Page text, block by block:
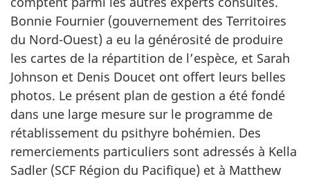
Bonnie Fournier (gouvernement des Territoires
du Nord-Ouest) a eu la générosité de produire
les cartes de la répartition de l’espèce, et Sarah
Johnson et Denis Doucet ont offert leurs belles
photos. Le présent plan de gestion a été fondé
dans une large mesure sur le programme de
rétablissement du psithyre bohémien. Des
remerciements particuliers sont adressés à Kella
Sadler (SCF Région du Pacifique) et à Matthew